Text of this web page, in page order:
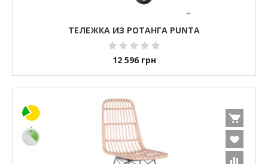
ТЕЛЕЖКА ИЗ РОТАНГА PUNTA
12 596 грн